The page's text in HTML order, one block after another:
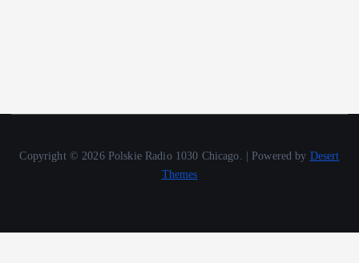
Copyright © 2026 Polskie Radio 1030 Chicago. | Powered by Desert
Themes